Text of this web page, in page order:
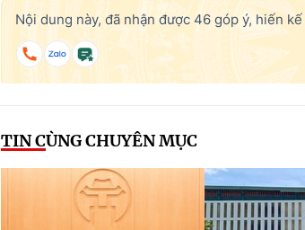
Nội dung này, đã nhận được 46 góp ý, hiến kế
TIN CÙNG CHUYÊN MỤC